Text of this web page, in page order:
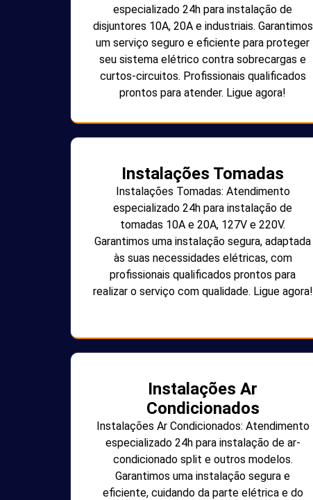
especializado 24h para instalação de
disjuntores 10A, 20A e industriais. Garantimos
um serviço seguro e eficiente para proteger
seu sistema elétrico contra sobrecargas e
curtos-circuitos. Profissionais qualificados
prontos para atender. Ligue agora!
Instalações Tomadas
Instalações Tomadas: Atendimento
especializado 24h para instalação de
tomadas 10A e 20A, 127V e 220V.
Garantimos uma instalação segura, adaptada
às suas necessidades elétricas, com
profissionais qualificados prontos para
realizar o serviço com qualidade. Ligue agora!
Instalações Ar
Condicionados
Instalações Ar Condicionados: Atendimento
especializado 24h para instalação de ar-
condicionado split e outros modelos.
Garantimos uma instalação segura e
eficiente, cuidando da parte elétrica e do